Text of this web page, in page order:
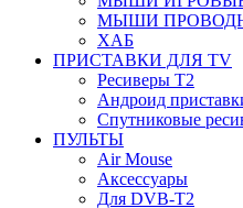
МЫШИ
ХАБ
ПРИСТАВКИ ДЛЯ TV
Ресиверы Т2
Андроид
Спутниковые
ПУЛЬТЫ
Air Mouse
Аксессуары
Для DVB-T2